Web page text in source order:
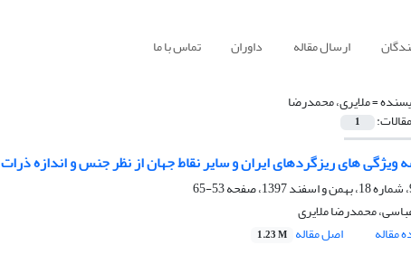
ارسال مقاله داوران تماس با ما
=ملایری، محمدرضا
1
ویژگی های ریزگردهای ایران و سایر نقاط جهان از نظر جنس و اندازه ذرات
53-65
محمدرضا ملایری
مقاله
اصل مقاله 1.23 M